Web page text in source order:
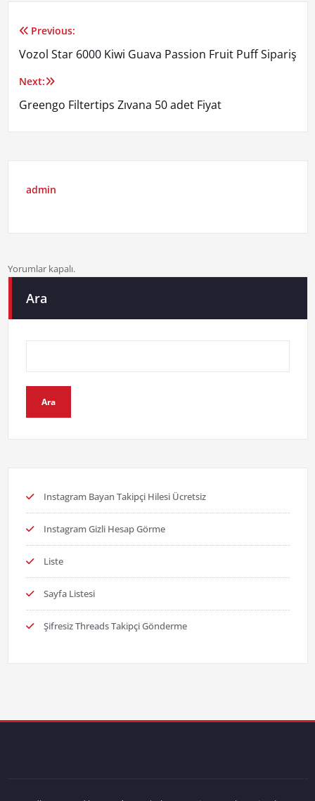
Yazı
gezinmesi
Previous:
Vozol Star 6000 Kiwi Guava Passion Fruit Puff Sipariş
Next:
Greengo Filtertips Zıvana 50 adet Fiyat
admin
Yorumlar kapalı.
Ara
Ara
Instagram Bayan Takipçi Hilesi Ücretsiz
Instagram Gizli Hesap Görme
Liste
Sayfa Listesi
Şifresiz Threads Takipçi Gönderme